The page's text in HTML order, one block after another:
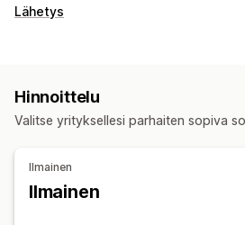
Seuranta
Maailmanlaajuinen seuranta
Multi-carrier API Analytiikka
Ilmoitukset
Sähköposti
Lähetys
Monikielisyys
Hinnoittelu
Valitse yrityksellesi parhaiten sopiva
Ilmainen
Ilmainen